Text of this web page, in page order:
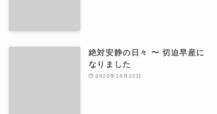
絶対安静の日々 〜 切迫早産に
なりました
2020年10月23日